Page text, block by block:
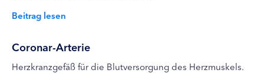
Beitrag lesen
Coronar-Arterie
Herzkranzgefäß für die Blutversorgung des Herzmuskels.